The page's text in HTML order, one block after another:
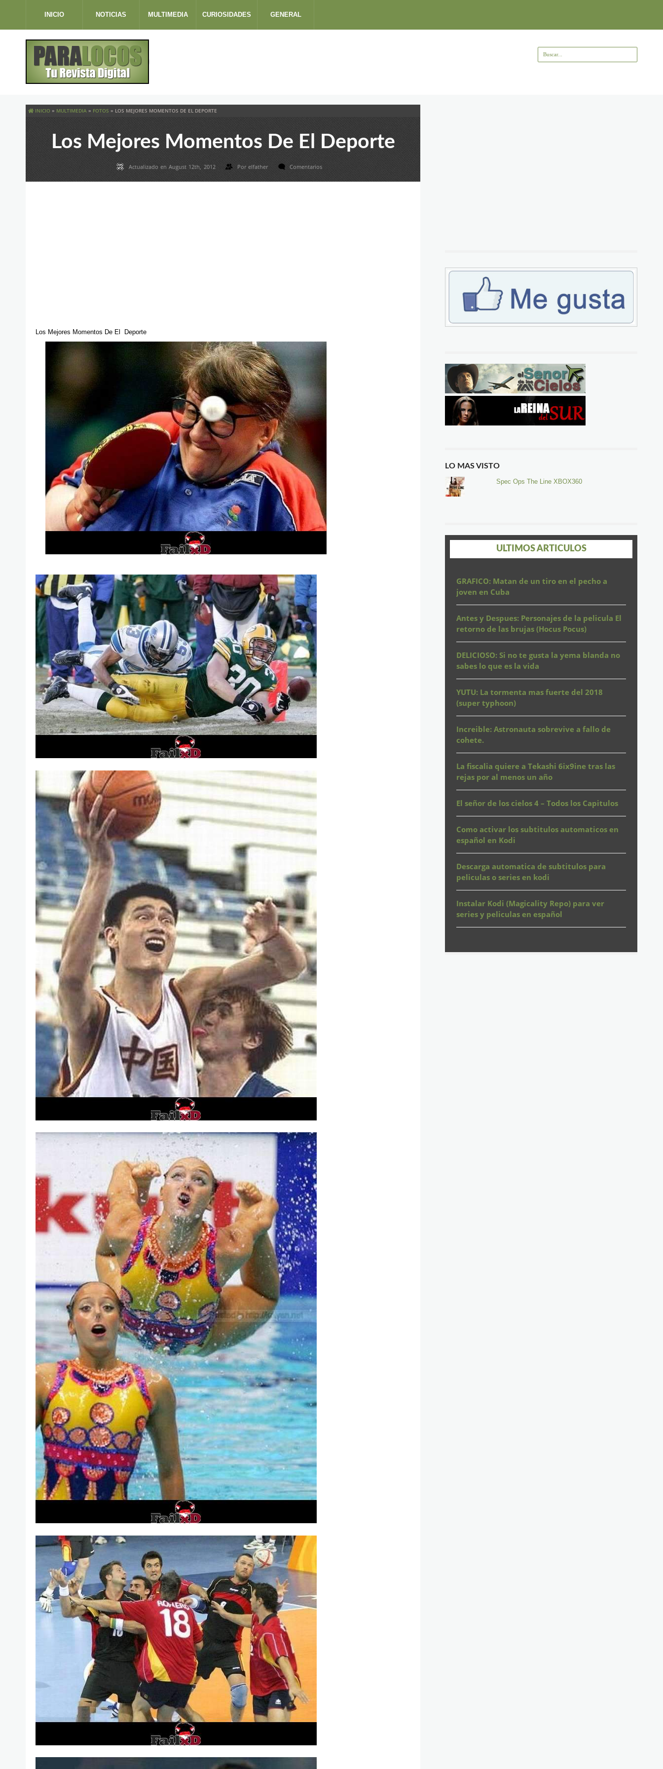
INICIO NOTICIAS MULTIMEDIA CURIOSIDADES GENERAL
INICIO » MULTIMEDIA » FOTOS » LOS MEJORES MOMENTOS DE EL DEPORTE
Los Mejores Momentos De El Deporte
Actualizado en August 12th, 2012 Por elfather Comentarios
Los Mejores Momentos De El Deporte
LO MAS VISTO
Spec Ops The Line XBOX360
ULTIMOS ARTICULOS
GRAFICO: Matan de un tiro en el pecho a
joven en Cuba
Antes y Despues: Personajes de la pelicula El
retorno de las brujas (Hocus Pocus)
DELICIOSO: Si no te gusta la yema blanda no
sabes lo que es la vida
YUTU: La tormenta mas fuerte del 2018
(super typhoon)
Increible: Astronauta sobrevive a fallo de
cohete.
La fiscalia quiere a Tekashi 6ix9ine tras las
rejas por al menos un año
El señor de los cielos 4 – Todos los Capitulos
Como activar los subtitulos automaticos en
español en Kodi
Descarga automatica de subtitulos para
peliculas o series en kodi
Instalar Kodi (Magicality Repo) para ver
series y peliculas en español